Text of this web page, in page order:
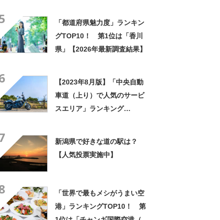
「都道府県魅力度」ランキン
グTOP10！ 第1位は「香川
県」【2026年最新調査結果】
【2023年8月版】「中央自動
車道（上り）で人気のサービ
スエリア」ランキング
新潟県で好きな道の駅は？
【人気投票実施中】
「世界で最もメシがうまい空
港」ランキングTOP10！ 第